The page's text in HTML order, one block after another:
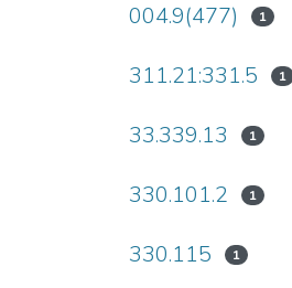
004.9(477) 1
311.21:331.5 1
33.339.13 1
330.101.2 1
330.115 1